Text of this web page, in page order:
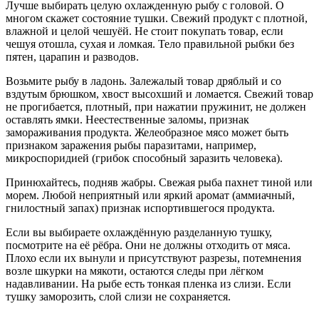
Лучше выбирать целую охлажденную рыбу с головой. О
многом скажет состояние тушки. Свежий продукт с плотной,
влажной и целой чешуёй. Не стоит покупать товар, если
чешуя отошла, сухая и ломкая. Тело правильной рыбки без
пятен, царапин и разводов.
Возьмите рыбу в ладонь. Залежалый товар дряблый и со
вздутым брюшком, хвост высохший и ломается. Свежий товар
не прогибается, плотный, при нажатии пружинит, не должен
оставлять ямки. Неестественные заломы, признак
замораживания продукта. Желеобразное мясо может быть
признаком заражения рыбы паразитами, например,
микроспоридией (грибок способный заразить человека).
Принюхайтесь, подняв жабры. Свежая рыба пахнет тиной или
морем. Любой неприятный или яркий аромат (аммиачный,
гнилостный запах) признак испортившегося продукта.
Если вы выбираете охлаждённую разделанную тушку,
посмотрите на её рёбра. Они не должны отходить от мяса.
Плохо если их вынули и присутствуют разрезы, потемнения
возле шкурки на мякоти, остаются следы при лёгком
надавливании. На рыбе есть тонкая пленка из слизи. Если
тушку заморозить, слой слизи не сохраняется.